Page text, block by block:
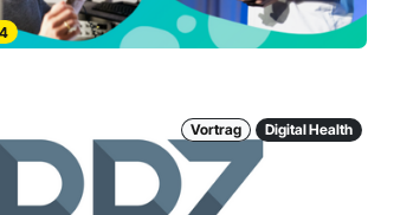
Vortrag Digital Health